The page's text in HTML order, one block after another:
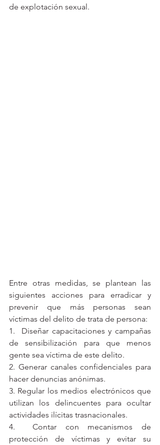
de explotación sexual.
Entre otras medidas, se plantean las
siguientes acciones para erradicar y
prevenir que más personas sean
víctimas del delito de trata de persona:
1.  Diseñar capacitaciones y campañas
de sensibilización para que menos
gente sea víctima de este delito.
2. Generar canales confidenciales para
hacer denuncias anónimas.
3. Regular los medios electrónicos que
utilizan los delincuentes para ocultar
actividades ilícitas trasnacionales.
4.  Contar con mecanismos de
protección de víctimas y evitar su